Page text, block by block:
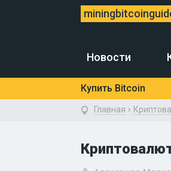
Новости
Купить Bitcoin
Главная ›